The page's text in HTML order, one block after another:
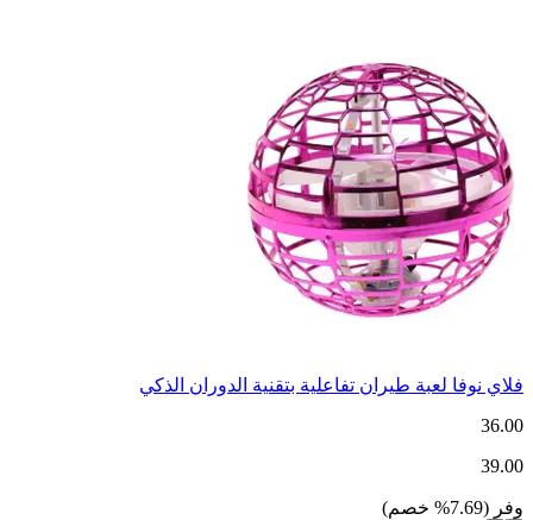
فلاي نوفا لعبة طيران تفاعلية بتقنية الدوران الذكي
36.00
39.00
وفر (
7.69
% خصم)